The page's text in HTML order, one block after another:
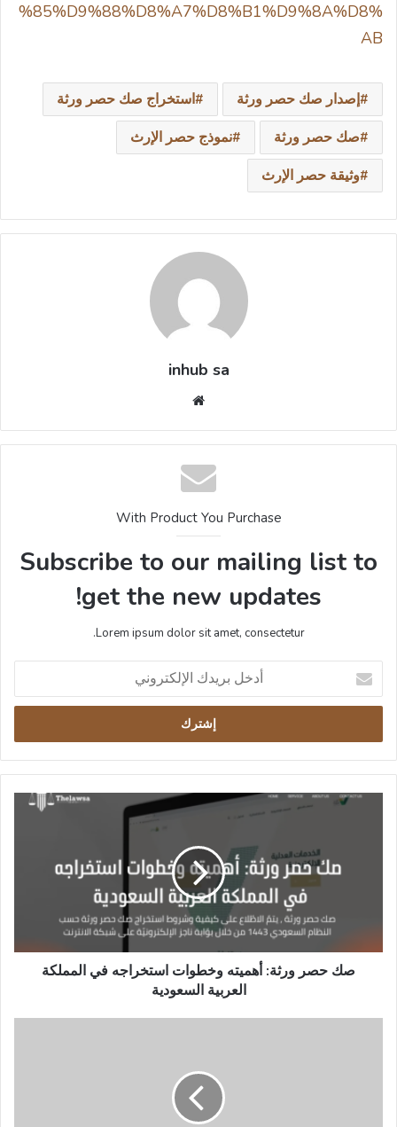
%85%D9%88%D8%A7%D8%B1%D9%8A%D8%
AB
إصدار صك حصر ورثة
استخراج صك حصر ورثة
صك حصر ورثة
نموذج حصر الإرث
وثيقة حصر الإرث
inhub sa
With Product You Purchase
Subscribe to our mailing list to
get the new updates!
Lorem ipsum dolor sit amet, consectetur.
بريدك
الإلكتروني
العربية
السعوديةصك حصر ورثة: أهميته وخطوات استخراجه في المملكة
العربية السعودية